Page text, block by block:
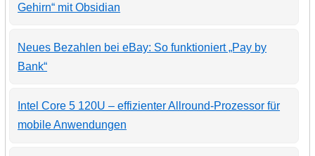
Gehirn“ mit Obsidian
Neues Bezahlen bei eBay: So funktioniert „Pay by
Bank“
Intel Core 5 120U – effizienter Allround-Prozessor für
mobile Anwendungen